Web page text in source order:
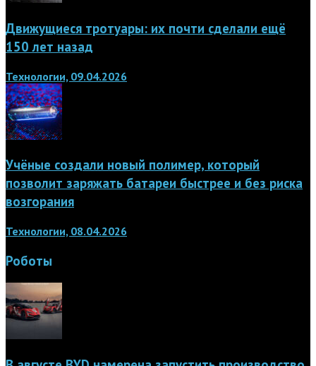
Движущиеся тротуары: их почти сделали ещё
150 лет назад
Технологии, 09.04.2026
Учёные создали новый полимер, который
позволит заряжать батареи быстрее и без риска
возгорания
Технологии, 08.04.2026
Роботы